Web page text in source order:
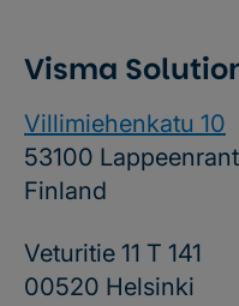
Visma
Villimiehenkatu 10
53100
Finland
Veturitie 11 T 141
00520 Helsinki